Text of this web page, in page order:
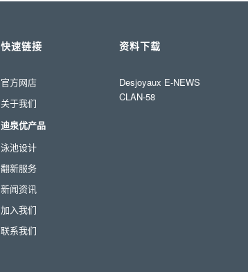
快速链接
官方网店
关于我们
迪泉优产品
泳池设计
翻新服务
新闻资讯
加入我们
联系我们
资料下载
Desjoyaux E-NEWS
CLAN-58